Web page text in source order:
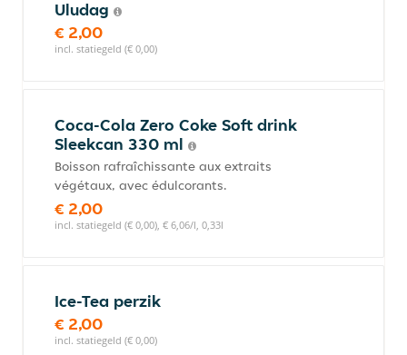
Uludag
€ 2,00
incl. statiegeld (€ 0,00)
Coca-Cola Zero Coke Soft drink
Sleekcan 330 ml
Boisson rafraîchissante aux extraits
végétaux, avec édulcorants.
€ 2,00
incl. statiegeld (€ 0,00), € 6,06/l, 0,33l
Ice-Tea perzik
€ 2,00
incl. statiegeld (€ 0,00)